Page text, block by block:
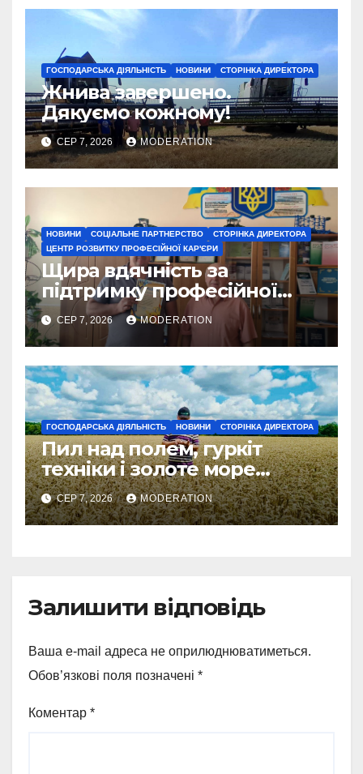
ГОСПОДАРСЬКА ДІЯЛЬНІСТЬ НОВИНИ СТОРІНКА ДИРЕКТОРА
Жнива завершено.
Дякуємо кожному!
СЕР 7, 2026 MODERATION
НОВИНИ СОЦІАЛЬНЕ ПАРТНЕРСТВО
СТОРІНКА ДИРЕКТОРА
ЦЕНТР РОЗВИТКУ ПРОФЕСІЙНОЇ КАР'ЄРИ
Щира вдячність за
підтримку професійної
освіти
СЕР 7, 2026 MODERATION
ГОСПОДАРСЬКА ДІЯЛЬНІСТЬ НОВИНИ СТОРІНКА ДИРЕКТОРА
Пил над полем, гуркіт
техніки і золоте море
колосся — так виглядає
справжнє українське літо
СЕР 7, 2026 MODERATION
Залишити відповідь
Ваша e-mail адреса не оприлюднюватиметься.
Обов’язкові поля позначені *
Коментар *